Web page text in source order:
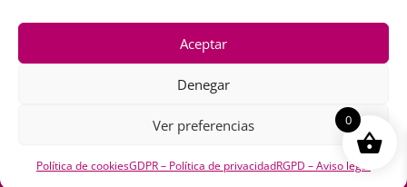
Aceptar
Denegar
Ver preferencias
Política de cookiesGDPR – Política de privacidadRGPD – Aviso legal
0